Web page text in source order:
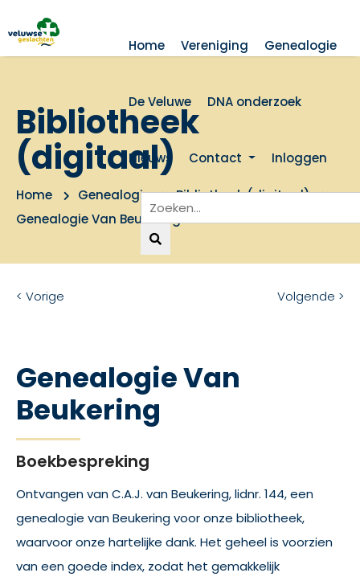
Home Vereniging Genealogie
De Veluwe DNA onderzoek
Nieuws Contact Inloggen
Bibliotheek
(digitaal)
Home Genealogie
Bibliotheek (digitaal)
Genealogie Van Beukering
< Vorige Volgende >
Genealogie Van
Beukering
Boekbespreking
Ontvangen van C.A.J. van Beukering, lidnr. 144, een
genealogie van Beukering voor onze bibliotheek,
waarvoor onze hartelijke dank. Het geheel is voorzien
van een goede index, zodat het gemakkelijk